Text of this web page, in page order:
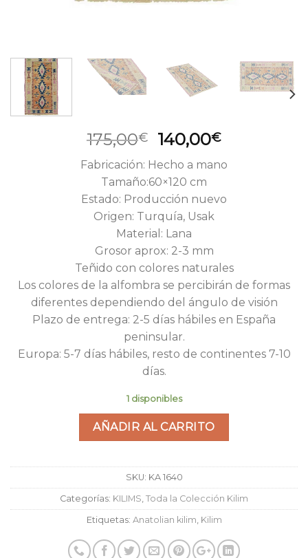
175,00€
El
precio
original
era:
175,00€.
140,00€El
actual
140,00€.
Fabricación: Hecho a mano
Tamaño:60×120 cm
Estado: Producción nuevo
Origen: Turquía, Usak
Material: Lana
Grosor aprox: 2-3 mm
Teñido con colores naturales
Los colores de la alfombra se percibirán de formas
diferentes dependiendo del ángulo de visión
Plazo de entrega: 2-5 días hábiles en España
peninsular.
Europa: 5-7 días hábiles, resto de continentes 7-10
días.
1 disponibles
AÑADIR AL CARRITO
SKU: KA 1640
Categorías: KILIMS Toda la Colección Kilim
Etiquetas: Anatolian kilim Kilim